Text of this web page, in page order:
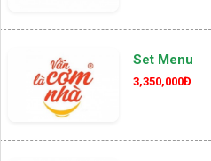
Set Menu
3,350,000Đ